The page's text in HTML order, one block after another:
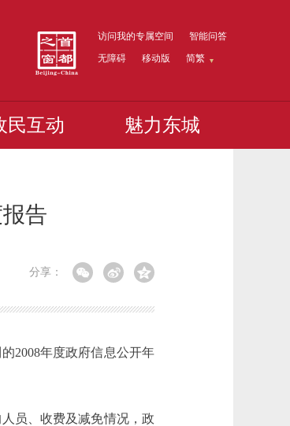
访问我的专属空间
智能问答
无障碍
移动版 简繁
民互动 魅力东城
告
分享：
2008年度政府信息公开年
员、收费及减免情况，政